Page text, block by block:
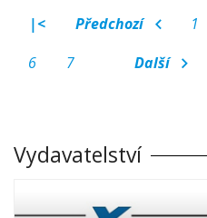
|< Předchozí 1
6
7 Další
Vydavatelství